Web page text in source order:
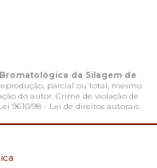
da Silagem de
parcial ou total, mesmo
do autor. Crime de violação de
9610/98 - Lei de direitos autorais.